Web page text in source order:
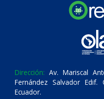
Dirección: Av. Mariscal
Fernández Salvador
Ecuador.